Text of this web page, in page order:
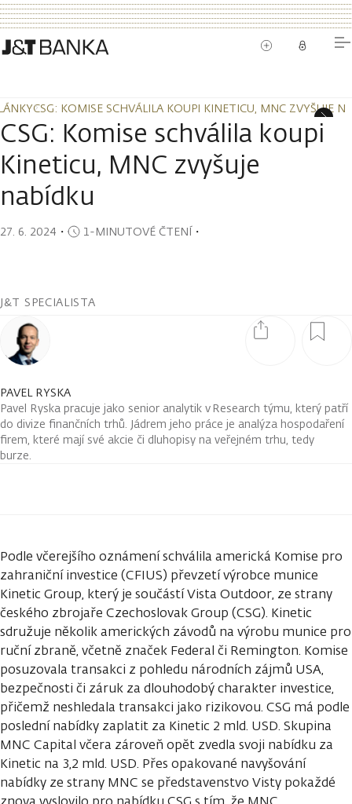
CSG: KOMISE SCHVÁLILA KOUPI KINETICU, MNC ZVYŠUJE
CSG: KOMISE SCHVÁLILA KOUPI KINETICU, MNC ZVYŠUJE
CSG: Komise schválila koupi
Kineticu, MNC zvyšuje
nabídku
27. 6. 2024 ・ 1-MINUTOVÉ ČTENÍ・
J&T SPECIALISTA
PAVEL RYSKA
Pavel Ryska pracuje jako senior analytik v Research týmu, který patří
do divize finančních trhů. Jádrem jeho práce je analýza hospodaření
firem, které mají své akcie či dluhopisy na veřejném trhu, tedy
burze.
Podle včerejšího oznámení schválila americká Komise pro
zahraniční investice (CFIUS) převzetí výrobce munice
Kinetic Group, který je součástí Vista Outdoor, ze strany
českého zbrojaře Czechoslovak Group (CSG). Kinetic
sdružuje několik amerických závodů na výrobu munice pro
ruční zbraně, včetně značek Federal či Remington. Komise
posuzovala transakci z pohledu národních zájmů USA,
bezpečnosti či záruk za dlouhodobý charakter investice,
přičemž neshledala transakci jako rizikovou. CSG má podle
poslední nabídky zaplatit za Kinetic 2 mld. USD. Skupina
MNC Capital včera zároveň opět zvedla svoji nabídku za
Kinetic na 3,2 mld. USD. Přes opakované navyšování
nabídky ze strany MNC se představenstvo Visty pokaždé